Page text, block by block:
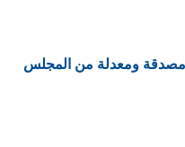
ومعدلة من المجلس